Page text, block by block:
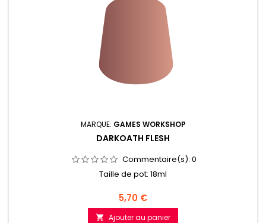
MARQUE: GAMES WORKSHOP
DARKOATH FLESH
Commentaire(s): 0
Taille de pot: 18ml
Prix
5,70 €
 Ajouter au panier